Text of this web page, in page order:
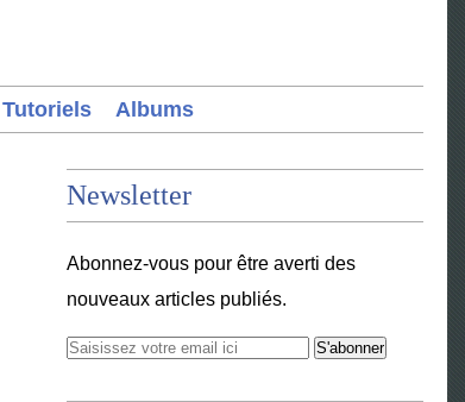
Tutoriels Albums
Newsletter
Abonnez-vous pour être averti des
nouveaux articles publiés.